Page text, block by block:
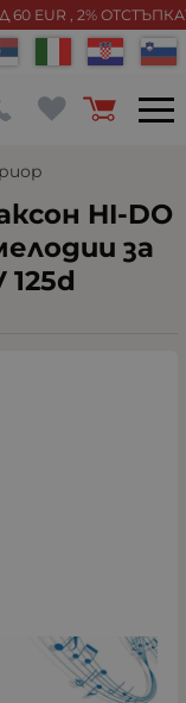
EUR , 2%
HI-DO
за